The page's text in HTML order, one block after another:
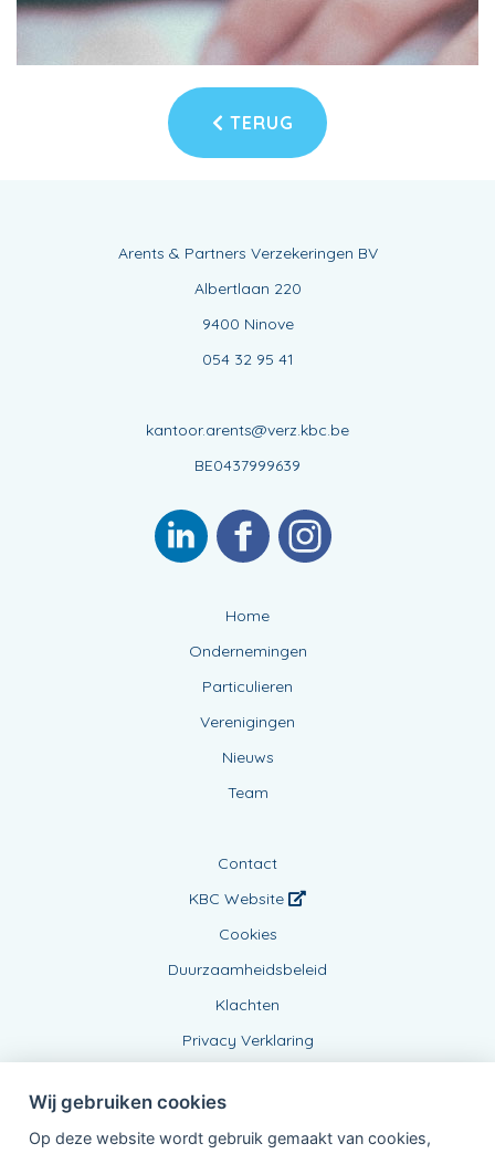
TERUG
Arents & Partners Verzekeringen BV
Albertlaan 220
9400 Ninove
054 32 95 41
kantoor.arents@verz.kbc.be
BE0437999639
Home
Ondernemingen
Particulieren
Verenigingen
Nieuws
Team
Contact
KBC Website
Cookies
Duurzaamheidsbeleid
Klachten
Privacy Verklaring
Wij gebruiken cookies
Op deze website wordt gebruik gemaakt van cookies,